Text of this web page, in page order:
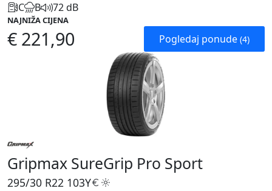
C B 72 dB
NAJNIŽA CIJENA
€ 221,90 Pogledaj ponude (4)
Gripmax SureGrip Pro Sport
295/30 R22 103Y